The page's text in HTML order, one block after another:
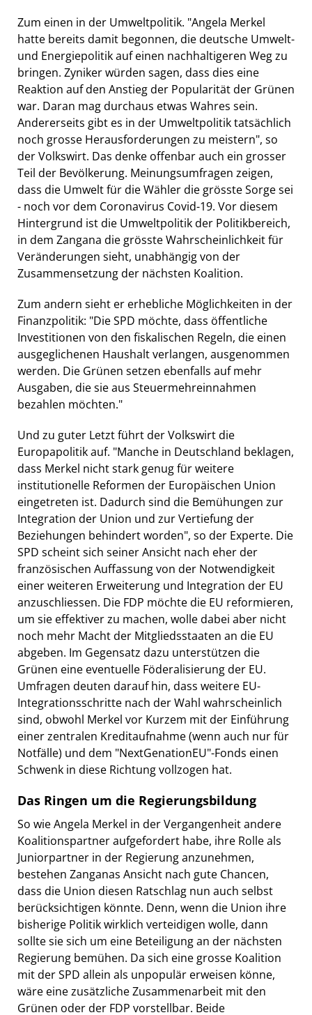
Zum einen in der Umweltpolitik. "Angela Merkel
hatte bereits damit begonnen, die deutsche Umwelt-
und Energiepolitik auf einen nachhaltigeren Weg zu
bringen. Zyniker würden sagen, dass dies eine
Reaktion auf den Anstieg der Popularität der Grünen
war. Daran mag durchaus etwas Wahres sein.
Andererseits gibt es in der Umweltpolitik tatsächlich
noch grosse Herausforderungen zu meistern", so
der Volkswirt. Das denke offenbar auch ein grosser
Teil der Bevölkerung. Meinungsumfragen zeigen,
dass die Umwelt für die Wähler die grösste Sorge sei
- noch vor dem Coronavirus Covid-19. Vor diesem
Hintergrund ist die Umweltpolitik der Politikbereich,
in dem Zangana die grösste Wahrscheinlichkeit für
Veränderungen sieht, unabhängig von der
Zusammensetzung der nächsten Koalition.
Zum andern sieht er erhebliche Möglichkeiten in der
Finanzpolitik: "Die SPD möchte, dass öffentliche
Investitionen von den fiskalischen Regeln, die einen
ausgeglichenen Haushalt verlangen, ausgenommen
werden. Die Grünen setzen ebenfalls auf mehr
Ausgaben, die sie aus Steuermehreinnahmen
bezahlen möchten."
Und zu guter Letzt führt der Volkswirt die
Europapolitik auf. "Manche in Deutschland beklagen,
dass Merkel nicht stark genug für weitere
institutionelle Reformen der Europäischen Union
eingetreten ist. Dadurch sind die Bemühungen zur
Integration der Union und zur Vertiefung der
Beziehungen behindert worden", so der Experte. Die
SPD scheint sich seiner Ansicht nach eher der
französischen Auffassung von der Notwendigkeit
einer weiteren Erweiterung und Integration der EU
anzuschliessen. Die FDP möchte die EU reformieren,
um sie effektiver zu machen, wolle dabei aber nicht
noch mehr Macht der Mitgliedsstaaten an die EU
abgeben. Im Gegensatz dazu unterstützen die
Grünen eine eventuelle Föderalisierung der EU.
Umfragen deuten darauf hin, dass weitere EU-
Integrationsschritte nach der Wahl wahrscheinlich
sind, obwohl Merkel vor Kurzem mit der Einführung
einer zentralen Kreditaufnahme (wenn auch nur für
Notfälle) und dem "NextGenationEU"-Fonds einen
Schwenk in diese Richtung vollzogen hat.
Das Ringen um die Regierungsbildung
So wie Angela Merkel in der Vergangenheit andere
Koalitionspartner aufgefordert habe, ihre Rolle als
Juniorpartner in der Regierung anzunehmen,
bestehen Zanganas Ansicht nach gute Chancen,
dass die Union diesen Ratschlag nun auch selbst
berücksichtigen könnte. Denn, wenn die Union ihre
bisherige Politik wirklich verteidigen wolle, dann
sollte sie sich um eine Beteiligung an der nächsten
Regierung bemühen. Da sich eine grosse Koalition
mit der SPD allein als unpopulär erweisen könne,
wäre eine zusätzliche Zusammenarbeit mit den
Grünen oder der FDP vorstellbar. Beide